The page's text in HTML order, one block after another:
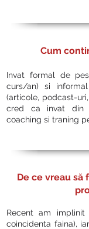
Cum
Invat formal de
curs/an) si
(articole, podcast-
cred ca invat din
coaching si traning
De ce vreau să
Recent am
coincidenta faina),